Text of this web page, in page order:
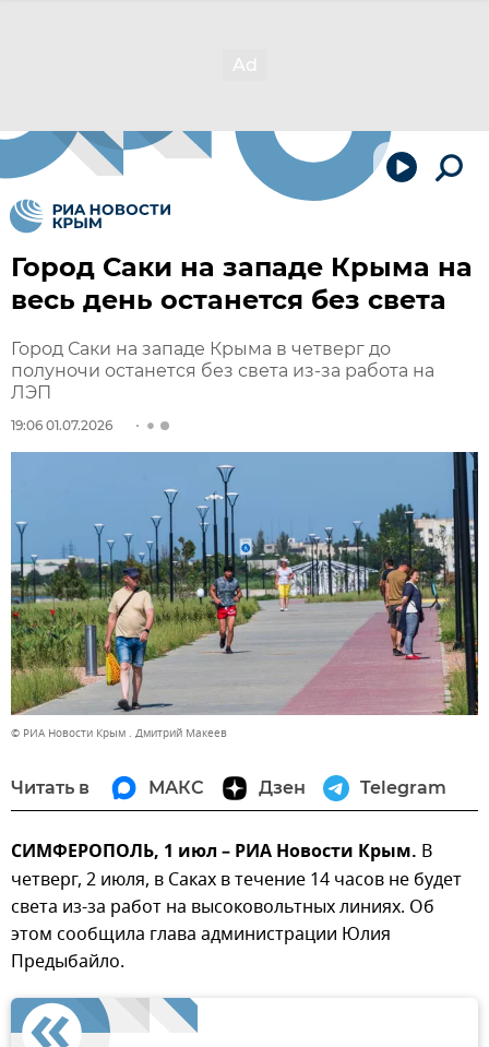
Город Саки на западе Крыма на
весь день останется без света
Город Саки на западе Крыма в четверг до
полуночи останется без света из-за работа на
ЛЭП
19:06 01.07.2026
© РИА Новости Крым . Дмитрий Макеев
Читать в МАКС Дзен Telegram
СИМФЕРОПОЛЬ, 1 июл – РИА Новости Крым. В
четверг, 2 июля, в Саках в течение 14 часов не будет
света из-за работ на высоковольтных линиях. Об
этом сообщила глава администрации Юлия
Предыбайло.